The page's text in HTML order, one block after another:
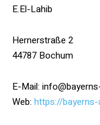
E.El-Lahib
Hernerstraße 2
44787 Bochum
E-Mail:
Web: https://